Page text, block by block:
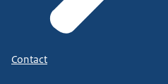
Contact